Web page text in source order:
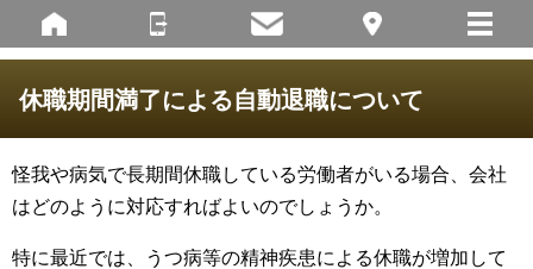
休職期間満了による自動退職について
怪我や病気で長期間休職している労働者がいる場合、会社
はどのように対応すればよいのでしょうか。
特に最近では、うつ病等の精神疾患による休職が増加して